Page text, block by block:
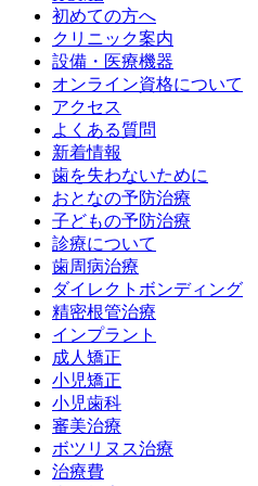
初めての方へ
クリニック案内
設備・医療機器
オンライン資格について
アクセス
よくある質問
新着情報
歯を失わないために
おとなの予防治療
子どもの予防治療
診療について
歯周病治療
ダイレクトボンディング
精密根管治療
インプラント
成人矯正
小児矯正
小児歯科
審美治療
ボツリヌス治療
治療費